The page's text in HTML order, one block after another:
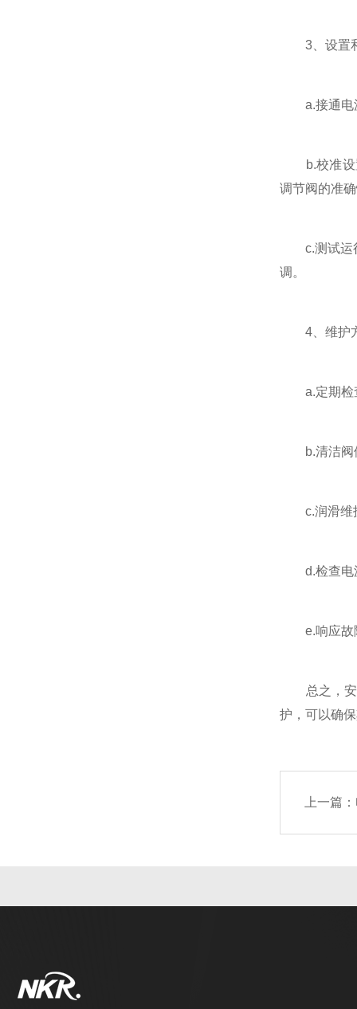
3、设置
a.接通电源
b.校准设置
调节阀的准
c.测试运行
调。
4、维护
a.定期检查
b.清洁阀体
c.润滑维护
d.检查电源
e.响应故障
总之，安
护，可以确
上一篇：